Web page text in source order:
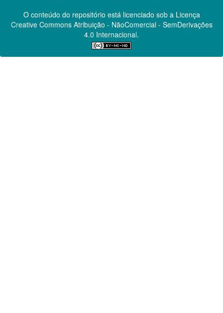
O conteúdo do repositório está licenciado sob a Licença
Creative CommonsAtribuição - NãoComercial - SemDerivações
4.0 Internacional.